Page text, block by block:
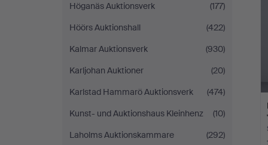
Höganäs Auktionsverk
(177)
Höörs Auktionshall
(422)
Kalmar Auktionsverk
(930)
Karljohan Auktioner
(20)
Karlstad Hammarö Auktionsverk
(474)
Kunst- und Auktionshaus Kleinhenz
(10)
Laholms Auktionskammare
(292)